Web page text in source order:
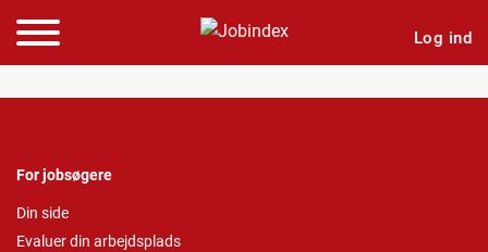
Log ind
For jobsøgere
Din side
Evaluer din arbejdsplads